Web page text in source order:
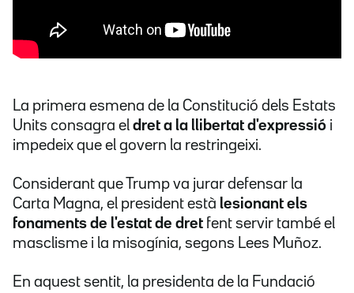
La primera esmena de la Constitució dels Estats
Units consagra el dret a la llibertat d'expressió i
impedeix que el govern la restringeixi.
Considerant que Trump va jurar defensar la
Carta Magna, el president està lesionant els
fonaments de l'estat de dret fent servir també el
masclisme i la misogínia, segons Lees Muñoz.
En aquest sentit, la presidenta de la Fundació